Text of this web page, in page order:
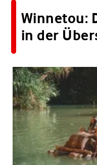
Winnetou:
in der